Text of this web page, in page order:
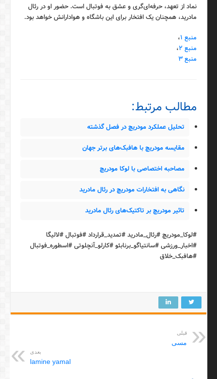
نماد از تعهد، حرفه‌ای‌گری و عشق به فوتبال است. حضور او در رئال
مادرید، همچنان یک افتخار برای این باشگاه و هوادارانش خواهد بود.
منبع ۱ ،
منبع ۲
،
منبع ۳
مطالب مرتبط:
تحلیل عملکرد مودریچ در فصل گذشته
مقایسه مودریچ با هافبک‌های برتر جهان
مصاحبه اختصاصی با لوکا مودریچ
نگاهی به افتخارات مودریچ در رئال مادرید
تاثیر مودریچ بر تاکتیک‌های رئال مادرید
#لوکا_مودریچ #رئال_مادرید #تمدید_قرارداد #فوتبال #لالیگا
#اخبار_ورزشی #سانتیاگو_برنابئو #کارلو_آنچلوتی #اسطوره_فوتبال
#هافبک_خلاق
قبلی
مسی
بعدی
lamine yamal